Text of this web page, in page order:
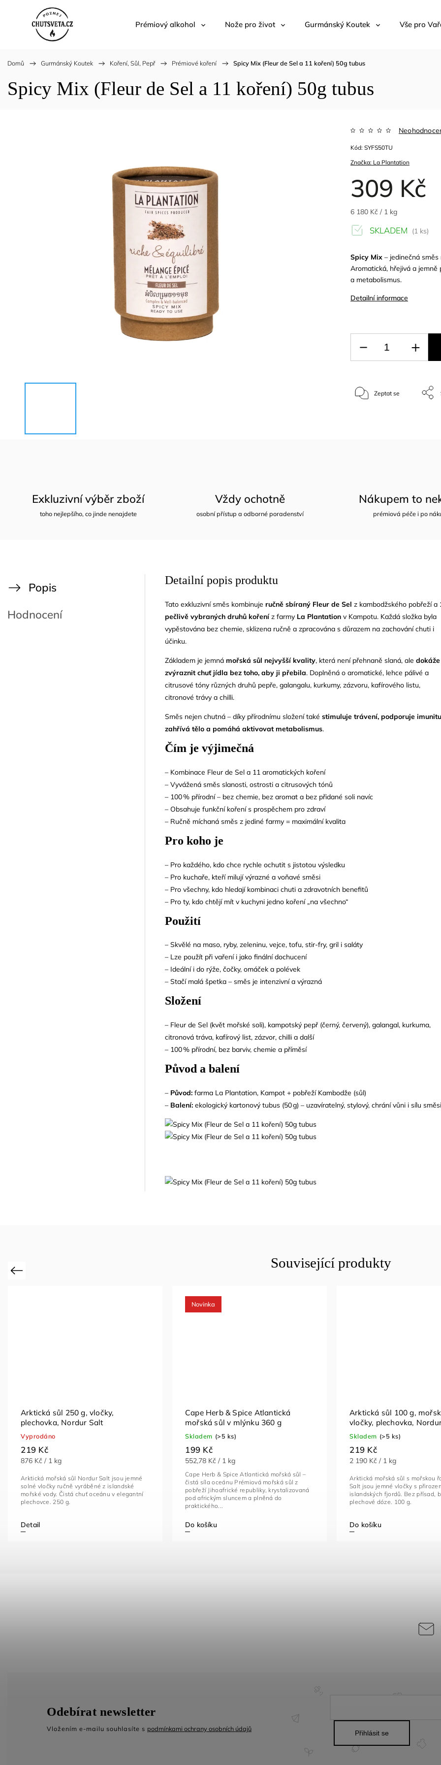
Prémiový alkohol Nože pro život Gurmánský Koutek Vše pro
Domů / Gurmánský Koutek / Koření, Sůl, Pepř / Prémiové koření / Spicy Mix (Fleur de Sel a 11 koření) 50g tubus
Spicy Mix (Fleur de Sel a 11 koření) 50g tubus
Značka: La Plantation
309 Kč
6 180 Kč / 1 kg
Kód: SYFS50TU
Spicy Mix – jedinečná
Aromatická, hřejivá a
a metabolismus.
Detailní informace
SKLADEM (1 ks)
Zeptat se
Exkluzivní výběr zboží
toho nejlepšího, co jinde nenajdete
Vždy ochotně
osobní přístup a odborné poradenství
Nákupem to
prémiová péče i po
Popis
Hodnocení
Detailní popis produktu
Tato exkluzivní směs kombinuje ručně sbíraný Fleur de Sel z kambodžského pobřeží a
pečlivě vybraných druhů kořeníz farmy La Plantation v Kampotu. Každá složka byla
vypěstována bez chemie, sklizena ručně a zpracována s důrazem na zachování chuti i
účinku.
Základem je jemná mořská sůl nejvyšší kvality, která není přehnaně slaná, ale dokáže
zvýraznit chuť jídla bez toho, aby ji přebila. Doplněná o aromatické, lehce pálivé a
citrusové tóny různých druhů pepře, galangalu, kurkumy, zázvoru, kafírového listu,
citronové trávy a chilli.
Směs nejen chutná – díky přírodnímu složení také stimuluje trávení, podporuje
zahřívá tělo a pomáhá aktivovat metabolismus.
Čím je výjimečná
– Kombinace Fleur de Sel a 11 aromatických koření
– Vyvážená směs slanosti, ostrosti a citrusových tónů
– 100 % přírodní – bez chemie, bez aromat a bez přidané soli navíc
– Obsahuje funkční koření s prospěchem pro zdraví
– Ručně míchaná směs z jediné farmy = maximální kvalita
Pro koho je
– Pro každého, kdo chce rychle ochutit s jistotou výsledku
– Pro kuchaře, kteří milují výrazné a voňavé směsi
– Pro všechny, kdo hledají kombinaci chuti a zdravotních benefitů
– Pro ty, kdo chtějí mít v kuchyni jedno koření „na všechno“
Použití
– Skvělé na maso, ryby, zeleninu, vejce, tofu, stir-fry, gril i saláty
– Lze použít při vaření i jako finální dochucení
– Ideální i do rýže, čočky, omáček a polévek
– Stačí malá špetka – směs je intenzivní a výrazná
Složení
– Fleur de Sel (květ mořské soli), kampotský pepř (černý, červený), galangal, kurkuma,
citronová tráva, kafírový list, zázvor, chilli a další
– 100 % přírodní, bez barviv, chemie a příměsí
Původ a balení
– Původ: farma La Plantation, Kampot + pobřeží Kambodže (sůl)
– Balení: ekologický kartonový tubus (50 g) – uzavíratelný, stylový, chrání vůni i sílu směsi
Související produkty
Previous
Arktická sůl 250 g, vločky,
plechovka, Nordur Salt
Vyprodáno
219 Kč
876 Kč / 1 kg
Detail
Arktická mořská sůl Nordur Salt jsou jemné
solné vločky ručně vyráběné z islandské
mořské vody. Čistá chuť oceánu v elegantní
plechovce. 250 g.
Novinka
Cape Herb & Spice Atlantická
mořská sůl v mlýnku 360 g
Skladem (>5 ks)
199 Kč
552,78 Kč / 1 kg
Do košíku
Cape Herb & Spice Atlantická mořská sůl –
čistá síla oceánu Prémiová mořská sůl z
pobřeží Jihoafrické republiky, krystalizovaná
pod africkým sluncem a plněná do
praktického...
Arktická sůl 100 g,
vločky, plechovka,
Skladem (>5 ks)
219 Kč
2 190 Kč / 1 kg
Do košíku
Arktická mořská sůl s mořskou
Salt jsou jemné vločky s
islandských fjordů. Bez přísad,
plechové dóze. 100 g.
Odebírat newsletter
Vložením e-mailu souhlasíte s podmínkami ochrany osobních údajů
Přihlásit se